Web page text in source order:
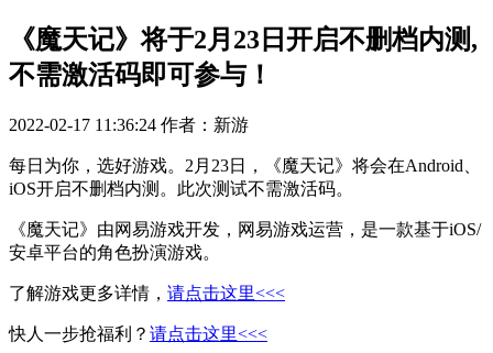
《魔天记》将于2月23日开启不删档内测,
不需激活码即可参与！
2022-02-17 11:36:24 作者：新游
每日为你，选好游戏。2月23日，《魔天记》将会在Android、
iOS开启不删档内测。此次测试不需激活码。
《魔天记》由网易游戏开发，网易游戏运营，是一款基于iOS/
安卓平台的角色扮演游戏。
了解游戏更多详情， 请点击这里<<<
快人一步抢福利？ 请点击这里<<<